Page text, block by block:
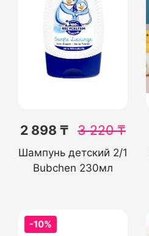
2 898 ₸ 3 220₸
Шампунь детский 2/1
Bubchen 230мл
-10%